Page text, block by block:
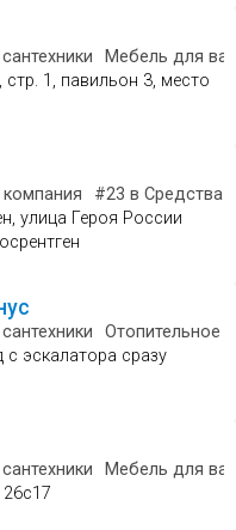
Мебель для
1, павильон 3, место
#23 в Средства
улица Героя России
Отопительное
эскалатора сразу
Мебель для